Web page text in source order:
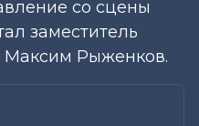
со сцены
заместитель
Максим Рыженков.